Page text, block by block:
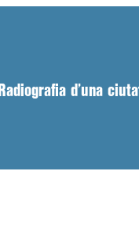
d’una